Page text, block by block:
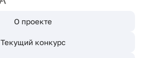
О проекте
Текущий конкурс